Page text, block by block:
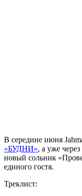
В середине июня
«БУДНИ», а уже
новый сольник
единого гостя.
Треклист: